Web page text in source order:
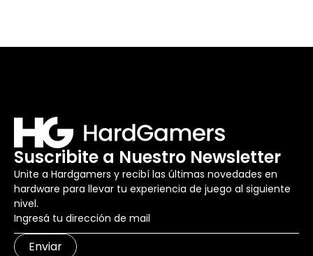
Suscribite a Nuestro Newsletter
Unite a Hardgamers y recibí las últimas novedades en
hardware para llevar tu experiencia de juego al siguiente
nivel.
Enviar